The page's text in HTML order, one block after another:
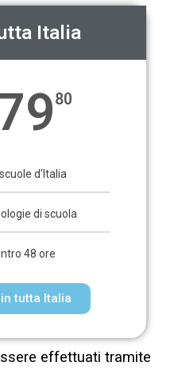
Italia
80
d'Italia
di scuola
48 ore
tutta Italia
effettuati tramite